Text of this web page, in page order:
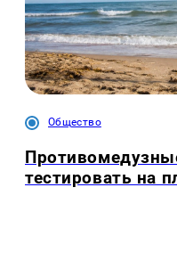
Общество
тестировать на